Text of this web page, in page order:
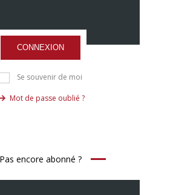
CONNEXION
Se souvenir de moi
Mot de passe oublié ?
Pas encore abonné ?